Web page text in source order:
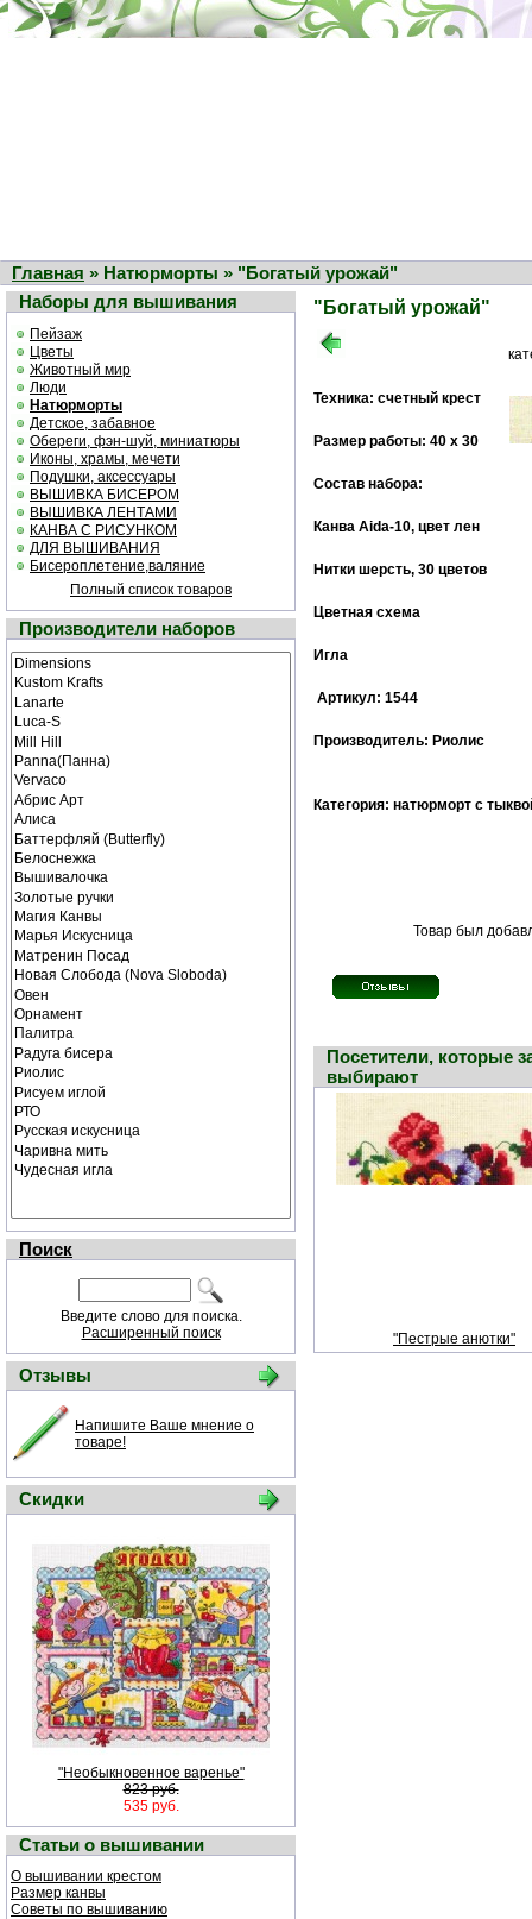
Главная » Натюрморты » "Богатый урожай"
Наборы для вышивания
Пейзаж
Цветы
Животный мир
Люди
Натюрморты
Детское, забавное
Обереги, фэн-шуй, миниатюры
Иконы, храмы, мечети
Подушки, аксессуары
ВЫШИВКА БИСЕРОМ
ВЫШИВКА ЛЕНТАМИ
КАНВА С РИСУНКОМ
ДЛЯ ВЫШИВАНИЯ
Бисероплетение,валяние
Полный список товаров
Производители наборов
Поиск
Введите слово для поиска.
Расширенный поиск
Отзывы
Напишите Ваше мнение о
товаре!
Скидки
"Необыкновенное варенье"
823 руб.
535 руб.
Статьи о вышивании
О вышивании крестом
Размер канвы
Советы по вышиванию
"Богатый урожай"
Техника: счетный крест
Размер работы: 40 х 30
Состав набора:
Канва Aida-10, цвет лен
Нитки шерсть, 30 цветов
Цветная cхема
Игла
Артикул: 1544
Производитель: Риолис
Категория: натюрморт с
Товар был
Посетители, которые
выбирают
"Пестрые анютки"